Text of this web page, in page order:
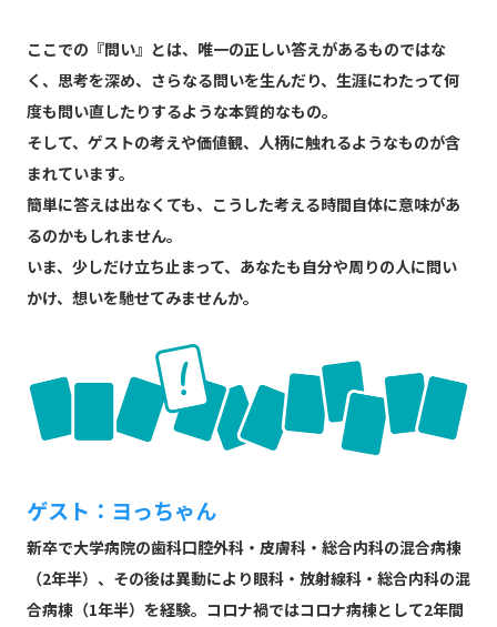
ここでの『問い』とは、唯一の正しい答えがあるものではな
く、思考を深め、さらなる問いを生んだり、生涯にわたって何
度も問い直したりするような本質的なもの。
そして、ゲストの考えや価値観、人柄に触れるようなものが含
まれています。
簡単に答えは出なくても、こうした考える時間自体に意味があ
るのかもしれません。
いま、少しだけ立ち止まって、あなたも自分や周りの人に問い
かけ、想いを馳せてみませんか。
ゲスト：ヨっちゃん
新卒で大学病院の歯科口腔外科・皮膚科・総合内科の混合病棟
（2年半）、その後は異動により眼科・放射線科・総合内科の混
合病棟（1年半）を経験。コロナ禍ではコロナ病棟として2年間